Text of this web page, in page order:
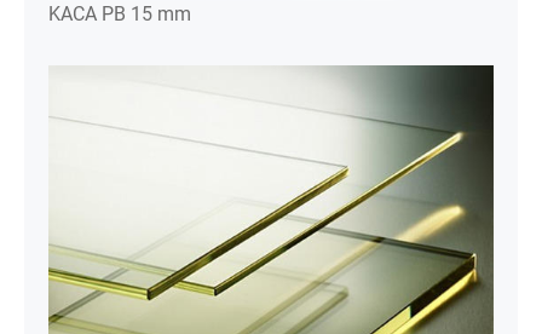
KACA PB 15 mm